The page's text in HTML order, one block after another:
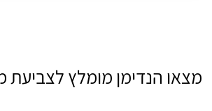
מצאו הנדימן מומלץ לצביעת